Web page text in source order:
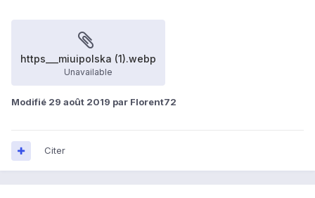
https___miuipolska (1).webp
Unavailable
Modifié 29 août 2019 par Florent72
Citer